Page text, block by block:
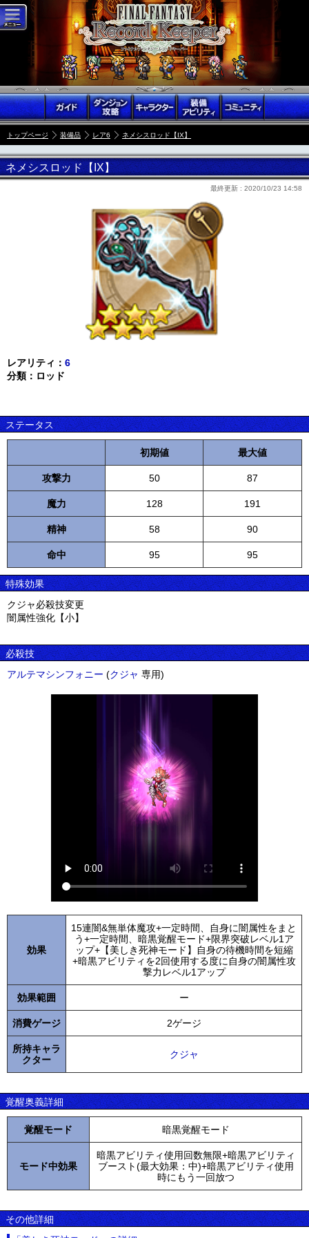
トップページ 装備品 レア6 ネメシスロッド【IX】
ネメシスロッド【IX】
最終更新 : 2020/10/23 14:58
レアリティ： 6
分類：ロッド
ステータス
初期値 最大値
攻撃力 50 87
魔力 128 191
精神 58 90
命中 95 95
特殊効果
クジャ必殺技変更
闇属性強化【小】
必殺技
アルテマシンフォニー (クジャ 専用)
効果
15連闇&無単体魔攻+一定時間、自身に闇属性をまと
う+一定時間、暗黒覚醒モード+限界突破レベル1ア
ップ+【美しき死神モード】自身の待機時間を短縮
+暗黒アビリティを2回使用する度に自身の闇属性攻
撃力レベル1アップ
効果範囲 ー
消費ゲージ 2ゲージ
所持キャラ
クター
クジャ
覚醒奥義詳細
覚醒モード 暗黒覚醒モード
モード中効果
暗黒アビリティ使用回数無限+暗黒アビリティ
ブースト(最大効果：中)+暗黒アビリティ使用
時にもう一回放つ
その他詳細